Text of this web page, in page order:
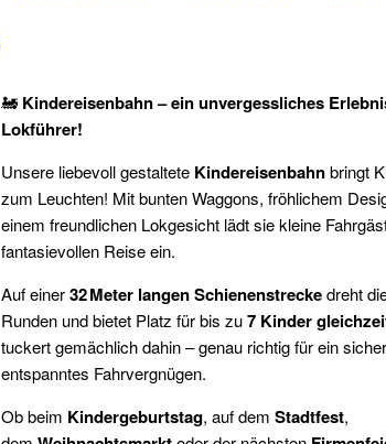
🚂 Kindereisenbahn – ein unvergessliches
Lokführer!
Unsere liebevoll gestaltete Kindereisenbahnbringt
zum Leuchten! Mit bunten Waggons, fröhlichem
einem freundlichen Lokgesicht lädt sie kleine
fantasievollen Reise ein.
Auf einer32 Meter langen Schienenstreckedreht
Runden und bietet Platz für bis zu7 Kinder
tuckert gemächlich dahin – genau richtig für ein
entspanntes Fahrvergnügen.
Ob beim Kindergeburtstag, auf demStadtfest,